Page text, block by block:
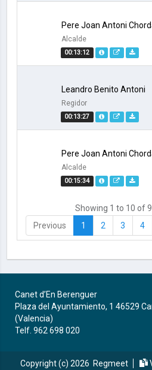
00:13:12
Pere Joan Antoni
Alcalde
00:13:27
Leandro Benito Antoni
Regidor
00:15:34
Pere Joan Antoni
Alcalde
Showing 1 to 10 of
Previous
1 2 3 4
Canet d’En Berenguer
Plaza del Ayuntamiento, 1 46529
(Valencia)
Telf. 962 698 020
Copyright (c) 2026 Regmeet